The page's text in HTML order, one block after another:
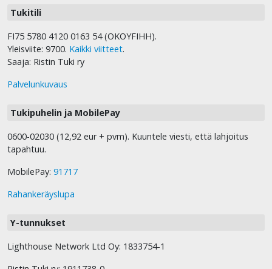
Tukitili
FI75 5780 4120 0163 54 (OKOYFIHH).
Yleisviite: 9700. Kaikki viitteet.
Saaja: Ristin Tuki ry
Palvelunkuvaus
Tukipuhelin ja MobilePay
0600-02030 (12,92 eur + pvm). Kuuntele viesti, että lahjoitus
tapahtuu.
MobilePay: 91717
Rahankeräyslupa
Y-tunnukset
Lighthouse Network Ltd Oy: 1833754-1